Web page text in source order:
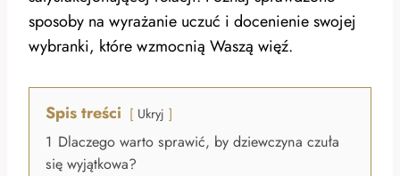
sposoby na wyrażanie uczuć i docenienie swojej
wybranki, które wzmocnią Waszą więź.
Spis treści Ukryj
1 Dlaczego warto sprawić, by dziewczyna czuła
się wyjątkowa?